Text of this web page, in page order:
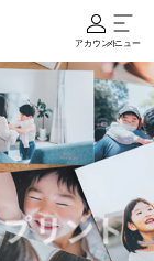
アカウントメニュー